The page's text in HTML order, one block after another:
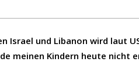
Israel und Libanon wird laut
meinen Kindern heute nicht